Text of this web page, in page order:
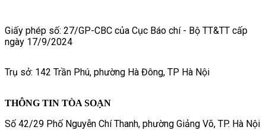
Giấy phép số: 27/GP-CBC của Cục Báo chí - Bộ TT&TT cấp
ngày 17/9/2024
Trụ sở: 142 Trần Phú, phường Hà Đông, TP Hà Nội
THÔNG TIN TÒA SOẠN
Số 42/29 Phố Nguyễn Chí Thanh, phường Giảng Võ, TP. Hà Nội